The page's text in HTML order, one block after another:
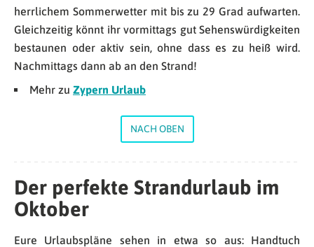
herrlichem Sommerwetter mit bis zu 29 Grad aufwarten.
Gleichzeitig könnt ihr vormittags gut Sehenswürdigkeiten
bestaunen oder aktiv sein, ohne dass es zu heiß wird.
Nachmittags dann ab an den Strand!
Mehr zu Zypern Urlaub
NACH OBEN
Der perfekte Strandurlaub im
Oktober
Eure Urlaubspläne sehen in etwa so aus: Handtuch